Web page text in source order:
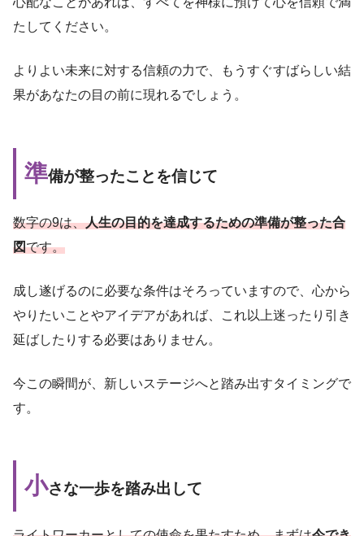
たしてください。
よりよい未来に対する信頼の力で、もうすぐすばらしい結
果があなたの目の前に現れるでしょう。
準備が整ったことを信じて
数字の9は、人生の目的を達成するための準備が整った合
図です。
成し遂げるのに必要な条件はそろっていますので、心から
やりたいことやアイデアがあれば、これ以上迷ったり引き
延ばしたりする必要はありません。
今この瞬間が、新しいステージへと踏み出すタイミングで
す。
小さな一歩を踏み出して